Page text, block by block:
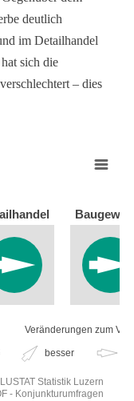
deutlich
im Detailhandel
sich die
– dies
Ende 2. Quartal
Veränderungen zum
besser
LUSTAT Statistik Luzern
- Konjunkturumfragen